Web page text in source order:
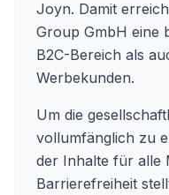
Joyn. Damit
Group GmbH eine
B2C-Bereich als
Werbekunden.
Um die
vollumfänglich zu
der Inhalte für alle
Barrierefreiheit